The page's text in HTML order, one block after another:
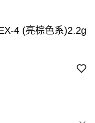
4 (亮棕色系)2.2g